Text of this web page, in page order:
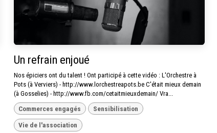
Un refrain enjoué
Nos épiciers ont du talent ! Ont participé à cette vidéo : L'Orchestre à
Pots (à Verviers) - http://www.lorchestreapots.be C'était mieux demain
(à Gosselies) - http://www.fb.com/cetaitmieuxdemain/ Vra...
Commerces engagés Sensibilisation
Vie de l'association